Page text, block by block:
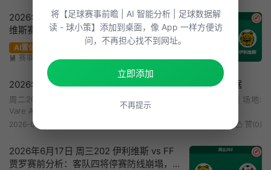
✔
2026年6月23日 周二202 古比斯 vs 伊利
维斯赛前分析：客队火力全开，主队让步
退热是否暗藏冷意？
AI置信度：中
 赞(0)
 赛事前瞻 阅读(34)
2026年6月23日 周二202 古比斯vs伊利维斯赛前统计数据
周二202 古比斯 vs 伊利维斯 | 开球时间: 2026-06-23 23:00 | 场地:
Vare Areena
 赞( 0)
2026-06-23
✔
2026年6月17日 周三202 伊利维斯 vs FF
贾罗赛前分析：客队四将停赛防线崩塌，
将【足球赛事前瞻 | AI 智能分析 | 足球数据解
读 - 球小策】添加到桌面，像 App 一样方便访
问，不再担心找不到网址。
立即添加
不再提示